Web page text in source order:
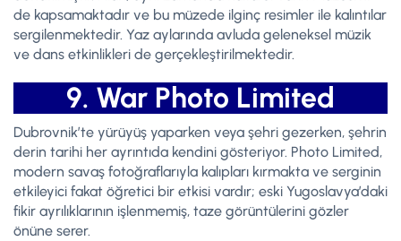
de kapsamaktadır ve bu müzede ilginç resimler ile kalıntılar
sergilenmektedir. Yaz aylarında avluda geleneksel müzik
ve dans etkinlikleri de gerçekleştirilmektedir.
9. War Photo Limited
Dubrovnik’te yürüyüş yaparken veya şehri gezerken, şehrin
derin tarihi her ayrıntıda kendini gösteriyor. Photo Limited,
modern savaş fotoğraflarıyla kalıpları kırmakta ve serginin
etkileyici fakat öğretici bir etkisi vardır; eski Yugoslavya’daki
fikir ayrılıklarının işlenmemiş, taze görüntülerini gözler
önüne serer.